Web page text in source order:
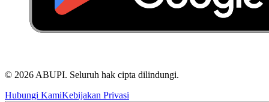
© 2026 ABUPI. Seluruh hak cipta dilindungi.
Hubungi KamiKebijakan Privasi